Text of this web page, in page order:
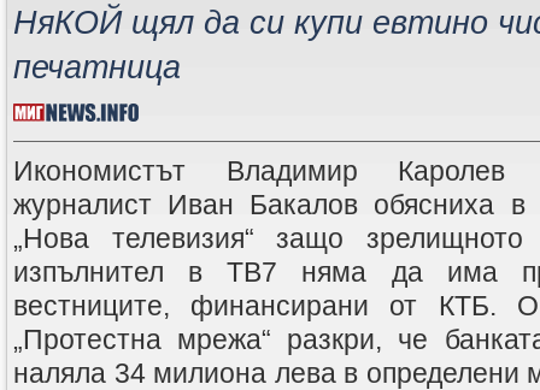
НяКОЙ щял да си купи евтино
печатница
Икономистът Владимир Каролев
журналист Иван Бакалов обясниха
„Нова телевизия“ защо
изпълнител в ТВ7 няма да има
вестниците, финансирани от КТБ.
„Протестна мрежа“ разкри, че
наляла 34 милиона лева в определени